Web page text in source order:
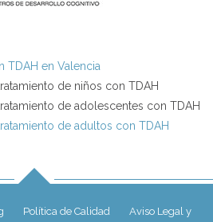
TDAH en Valencia
de niños con TDAH
de adolescentes con TDAH
de adultos con TDAH
Política de Calidad Aviso Legal y